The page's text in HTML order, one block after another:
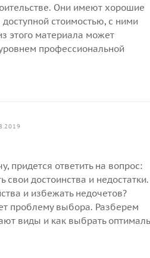
Они имеют хорошие
стоимостью, с ними
этого материала может
профессиональной
придется ответить на вопрос:
свои достоинства и
и избежать недочетов?
проблему выбора. Разберем
виды и как выбрать